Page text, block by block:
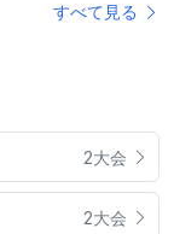
すべて見る
2大会
2大会